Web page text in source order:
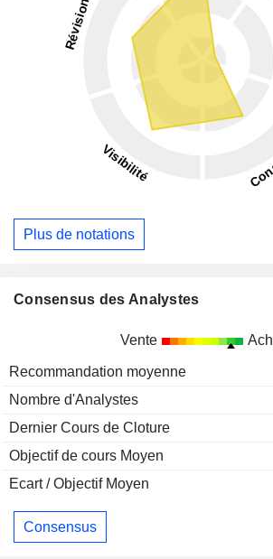
Plus de notations
Consensus des Analystes
Vente
Recommandation moyenne
Nombre d'Analystes
Dernier Cours de Cloture
Objectif de cours Moyen
Ecart / Objectif Moyen
Consensus